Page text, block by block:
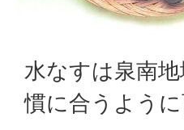
水なすは泉南
慣に合うよう